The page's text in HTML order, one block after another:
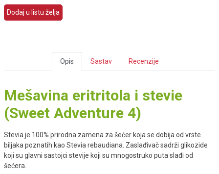
Dodaj u listu želja
Opis Sastav Recenzije
Mešavina eritritola i stevie
(Sweet Adventure 4)
Stevia je 100% prirodna zamena za šećer koja se dobija od vrste
biljaka poznatih kao Stevia rebaudiana. Zaslađivač sadrži glikozide
koji su glavni sastojci stevije koji su mnogostruko puta slađi od
šećera.